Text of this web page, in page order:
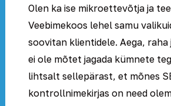
Olen ka ise mikroettevõtja ja
Veebimekoos lehel samu
soovitan klientidele. Aega,
ei ole mõtet jagada kümnete
lihtsalt sellepärast, et mõnes
kontrollnimekirjas on need